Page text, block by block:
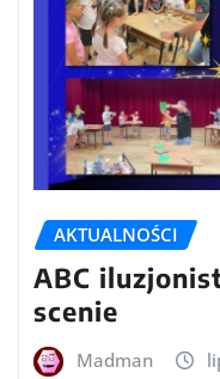
AKTUALNOŚCI
ABC
scenie
Madman